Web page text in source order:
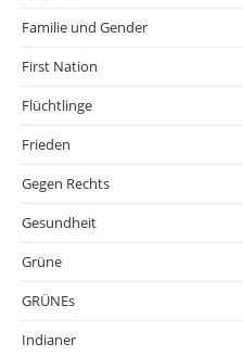
Familie und Gender
First Nation
Flüchtlinge
Frieden
Gegen Rechts
Gesundheit
Grüne
GRÜNEs
Indianer